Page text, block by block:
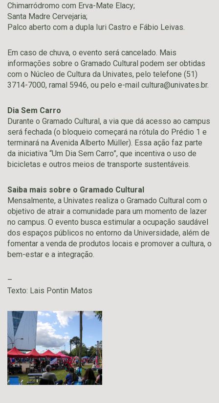
Chimarródromo com Erva-Mate Elacy;
Santa Madre Cervejaria;
Palco aberto com a dupla Iuri Castro e Fábio Leivas.
Em caso de chuva, o evento será cancelado. Mais
informações sobre o Gramado Cultural podem ser obtidas
com o Núcleo de Cultura da Univates, pelo telefone (51)
3714-7000, ramal 5946, ou pelo e-mail cultura@univates.br.
Dia Sem Carro
Durante o Gramado Cultural, a via que dá acesso ao campus
será fechada (o bloqueio começará na rótula do Prédio 1 e
terminará na Avenida Alberto Müller). Essa ação faz parte
da iniciativa “Um Dia Sem Carro”, que incentiva o uso de
bicicletas e outros meios de transporte sustentáveis.
Saiba mais sobre o Gramado Cultural
Mensalmente, a Univates realiza o Gramado Cultural com o
objetivo de atrair a comunidade para um momento de lazer
no campus. O evento busca estimular a ocupação saudável
dos espaços públicos no entorno da Universidade, além de
fomentar a venda de produtos locais e promover a cultura, o
bem-estar e a integração.
–
Texto: Lais Pontin Matos